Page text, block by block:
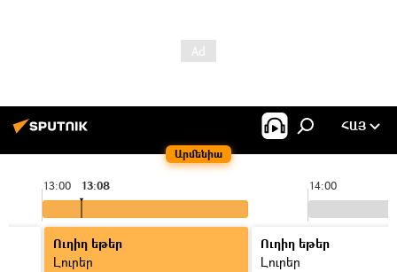
Արմենիա
ՀԱՅ
13:00 14:00
13:08
Ուղիղ եթեր
Լուրեր
Ուղիղ եթեր
Լուրեր